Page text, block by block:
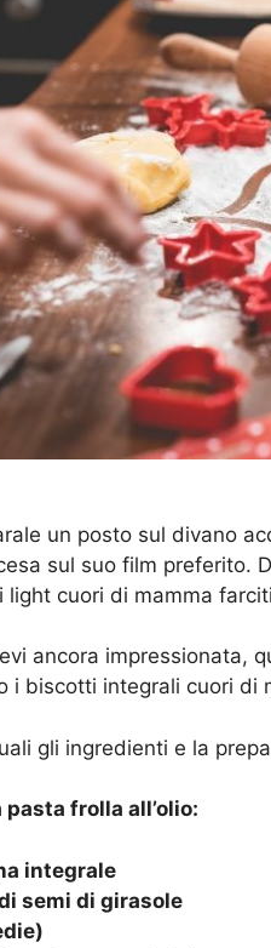
un posto sul divano
sul suo film preferito.
cuori di mamma
ancora
i biscotti integrali cuori
gli ingredienti e la
frolla all’olio:
integrale
semi di girasole